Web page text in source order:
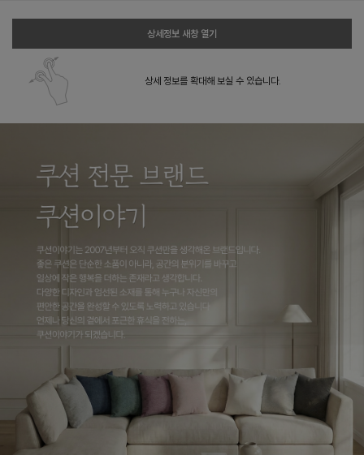
상세정보 새창 열기
상세 정보를 확대해 보실 수 있습니다.